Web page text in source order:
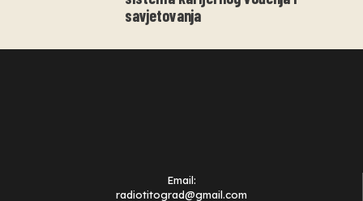
savjetovanja
Email:
radiotitograd@gmail.com